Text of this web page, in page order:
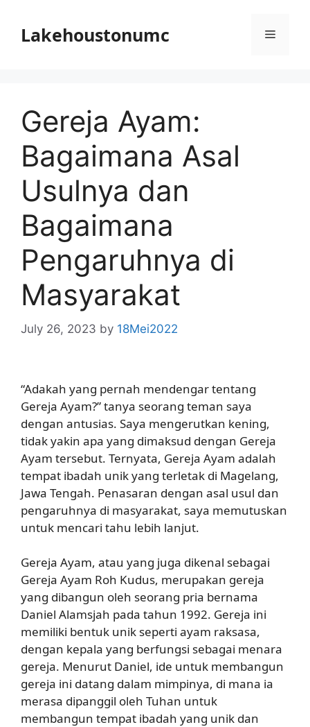
contentLakehoustonumc Menu
Gereja Ayam:
Bagaimana Asal
Usulnya dan
Bagaimana
Pengaruhnya di
Masyarakat
July 26, 2023 by 18Mei2022
“Adakah yang pernah mendengar tentang
Gereja Ayam?” tanya seorang teman saya
dengan antusias. Saya mengerutkan kening,
tidak yakin apa yang dimaksud dengan Gereja
Ayam tersebut. Ternyata, Gereja Ayam adalah
tempat ibadah unik yang terletak di Magelang,
Jawa Tengah. Penasaran dengan asal usul dan
pengaruhnya di masyarakat, saya memutuskan
untuk mencari tahu lebih lanjut.
Gereja Ayam, atau yang juga dikenal sebagai
Gereja Ayam Roh Kudus, merupakan gereja
yang dibangun oleh seorang pria bernama
Daniel Alamsjah pada tahun 1992. Gereja ini
memiliki bentuk unik seperti ayam raksasa,
dengan kepala yang berfungsi sebagai menara
gereja. Menurut Daniel, ide untuk membangun
gereja ini datang dalam mimpinya, di mana ia
merasa dipanggil oleh Tuhan untuk
membangun tempat ibadah yang unik dan